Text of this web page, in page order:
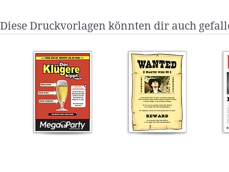
Diese Druckvorlagen könnten dir auch